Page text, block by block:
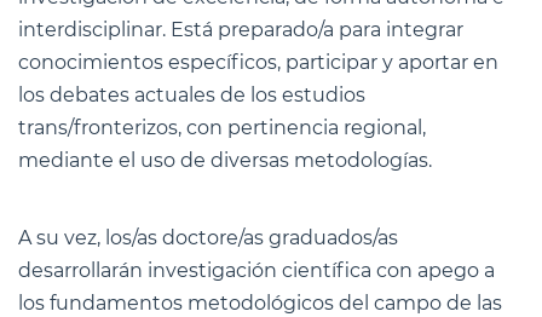
interdisciplinar. Está preparado/a para integrar
conocimientos específicos, participar y aportar en
los debates actuales de los estudios
trans/fronterizos, con pertinencia regional,
mediante el uso de diversas metodologías.
A su vez, los/as doctore/as graduados/as
desarrollarán investigación científica con apego a
los fundamentos metodológicos del campo de las